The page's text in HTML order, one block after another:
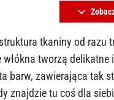
tkaniny od razu
tworzą delikatne i
barw, zawierająca tak
znajdzie tu coś dla